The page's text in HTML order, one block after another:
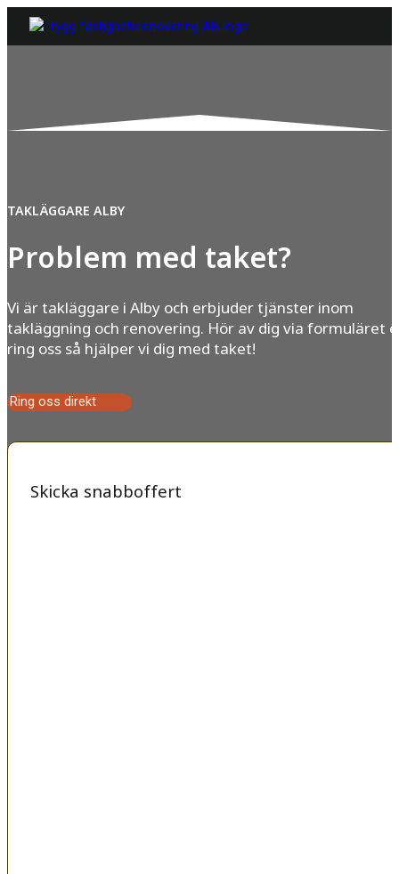
TAKLÄGGARE ALBY
Problem med taket?
Vi är takläggare i Alby och erbjuder tjänster inom
takläggning och renovering. Hör av dig via formuläret
ring oss så hjälper vi dig med taket!
Ring oss direkt
Skicka snabboffert